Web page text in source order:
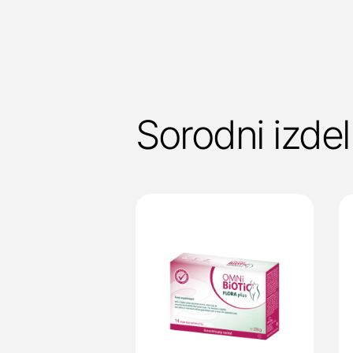
Sorodni